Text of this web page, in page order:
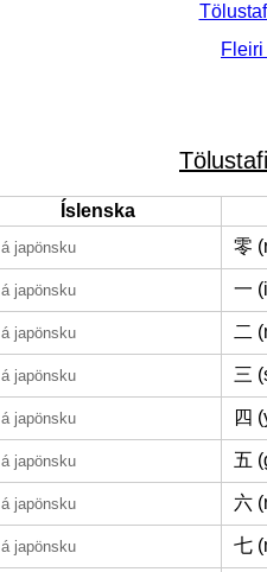
Íslenska
á japönsku 零
á japönsku 一
á japönsku 二
á japönsku 三
á japönsku 四
á japönsku 五
á japönsku 六
á japönsku 七